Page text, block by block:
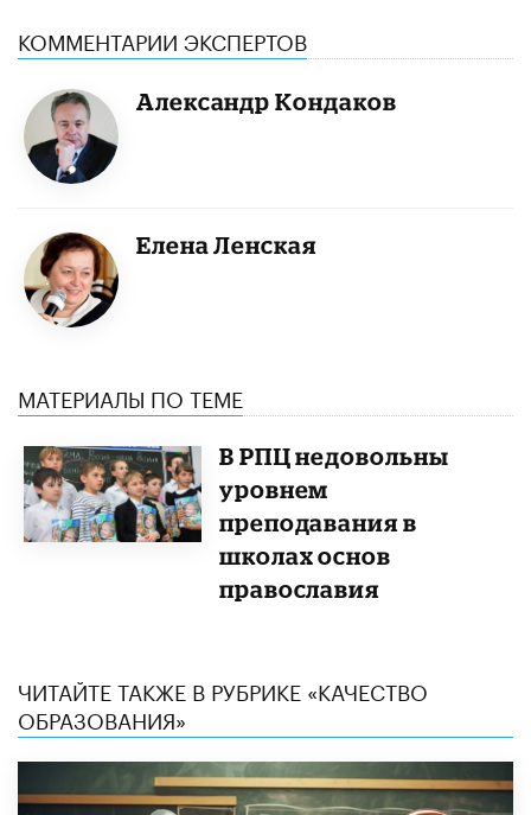
КОММЕНТАРИИ ЭКСПЕРТОВ
Александр Кондаков
Елена Ленская
МАТЕРИАЛЫ ПО ТЕМЕ
В РПЦ недовольны
уровнем
преподавания в
школах основ
православия
ЧИТАЙТЕ ТАКЖЕ В РУБРИКЕ «КАЧЕСТВО
ОБРАЗОВАНИЯ»